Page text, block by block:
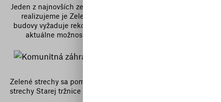
Jeden z najnovších zelených projektov, ktoré v rámci budovy
realizujeme je Zelená strecha. Keďže pôvodná strecha
budovy vyžaduje rekonštrukciu rozhodli sme sa preskúmať
aktuálne možnosti a príklady dobrej praxe zo sveta.
Zelené strechy sa pomaly stávajú štandardom a ploché časti
strechy Starej tržnice sa na ich realizáciu veľmi hodia.